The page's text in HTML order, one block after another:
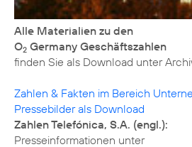
Alle Materialien zu den
O2 Germany Geschäftszahlen
finden Sie als Download unter
Zahlen & Fakten im Bereich
Pressebilder als Download
Zahlen Telefónica, S.A. (engl.):